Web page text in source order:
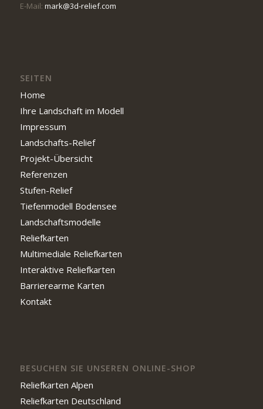
E-Mail: mark@3d-relief.com
SEITEN
Home
Ihre Landschaft im Modell
Impressum
Landschafts-Relief
Projekt-Übersicht
Referenzen
Stufen-Relief
Tiefenmodell Bodensee
Landschaftsmodelle
Reliefkarten
Multimediale Reliefkarten
Interaktive Reliefkarten
Barrierearme Karten
Kontakt
BESUCHEN SIE UNSEREN ONLINE-SHOP
Reliefkarten Alpen
Reliefkarten Deutschland